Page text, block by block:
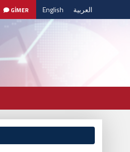
GİMER English العربية